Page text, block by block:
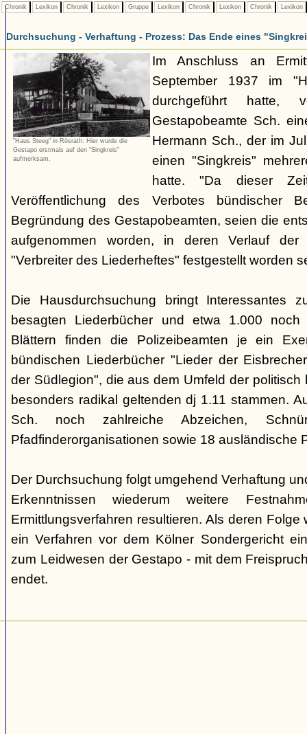
Chronik Lexikon Chronik Lexikon Gruppe Lexikon Chronik Lexikon Chronik Lexikon
Durchsuchung - Verhaftung - Prozess: Das Ende eines
"Haus Steeg" in Rösrath: Hier wurde die
Gestapo erstmals auf den "Singkreis"
aufmerksam.
Im Anschluss an
September 1937 im
durchgeführt hatte,
Gestapobeamte Sch.
Hermann Sch., der im
einen "Singkreis"
hatte. "Da dieser
Veröffentlichung des Verbotes bündischer
Begründung des Gestapobeamten, seien die
aufgenommen worden, in deren Verlauf der
"Verbreiter des Liederheftes" festgestellt worden
Die Hausdurchsuchung bringt Interessantes
besagten Liederbücher und etwa 1.000 noch
Blättern finden die Polizeibeamten je ein
bündischen Liederbücher "Lieder der
der Südlegion", die aus dem Umfeld der
besonders radikal geltenden dj 1.11 stammen.
Sch. noch zahlreiche Abzeichen,
Pfadfinderorganisationen sowie 18 ausländische
Der Durchsuchung folgt umgehend Verhaftung
Erkenntnissen wiederum weitere
Ermittlungsverfahren resultieren. Als deren
ein Verfahren vor dem Kölner Sondergericht
zum Leidwesen der Gestapo - mit dem
endet.